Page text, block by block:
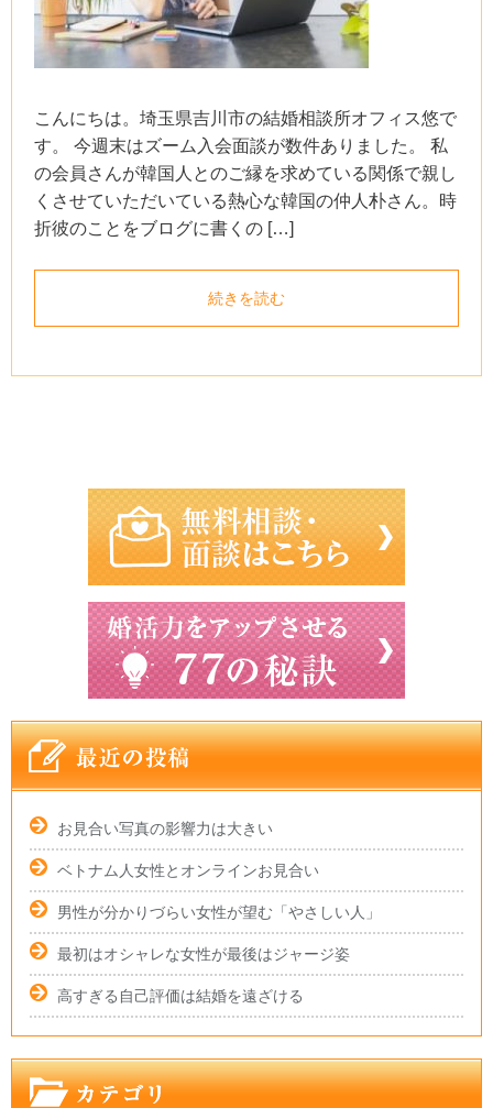
こんにちは。埼玉県吉川市の結婚相談所オフィス悠で
す。 今週末はズーム入会面談が数件ありました。 私
の会員さんが韓国人とのご縁を求めている関係で親し
くさせていただいている熱心な韓国の仲人朴さん。時
折彼のことをブログに書くの […]
続きを読む
お見合い写真の影響力は大きい
ベトナム人女性とオンラインお見合い
男性が分かりづらい女性が望む「やさしい人」
最初はオシャレな女性が最後はジャージ姿
高すぎる自己評価は結婚を遠ざける